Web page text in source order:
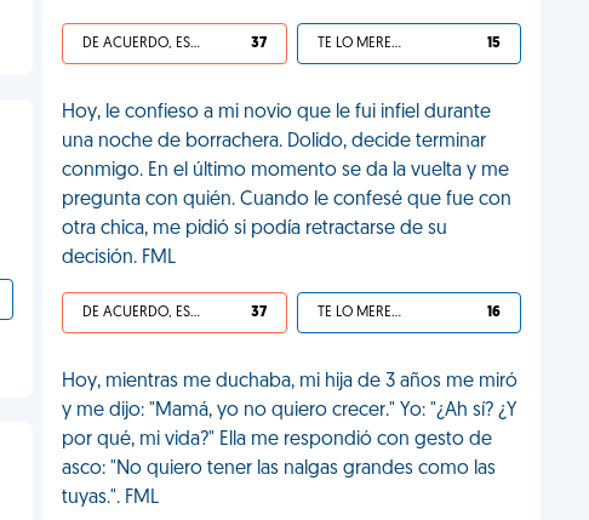
DE ACUERDO, ES UNA VIDA HP 37 TE LO MERECES 15
Hoy, le confieso a mi novio que le fui infiel durante
una noche de borrachera. Dolido, decide terminar
conmigo. En el último momento se da la vuelta y me
pregunta con quién. Cuando le confesé que fue con
otra chica, me pidió si podía retractarse de su
decisión. FML
DE ACUERDO, ES UNA VIDA HP 37 TE LO MERECES 16
Hoy, mientras me duchaba, mi hija de 3 años me miró
y me dijo: "Mamá, yo no quiero crecer." Yo: "¿Ah sí? ¿Y
por qué, mi vida?" Ella me respondió con gesto de
asco: "No quiero tener las nalgas grandes como las
tuyas.". FML